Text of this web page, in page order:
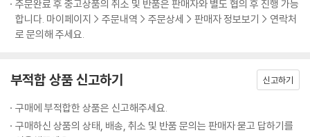
⑩ 산 퀴리코 도르차
⑪ 반뇨 비뇨니
⑭ 아시시
? 피틸리아노
Special 사투르니아 온천
서 벗어날 수 있다. 남들 다 가는 곳, 사람 구경만 하다 끝나는 여행에서 탈
피할 수 있다. 그림 같고 영화 같은 이탈리아 소도시를 내 속도에 맞춰 두루
는 소개된 적이 거의 없는 이탈리아 북부의 돌로미티부터 중부의 토스카나
책을 한 번도 안 본 사람은 있지만, 한 번만 보고 마는 사람은 없을 것이다.
주문완료 후 중고상품의 취소 및 반품은 판매자와 별도 협의 후 진행 가능
합니다. 마이페이지 > 주문내역 > 주문상세 > 판매자 정보보기 > 연락처
로 문의해 주세요.
부적합 상품 신고하기 신고하기
구매에 부적합한 상품은 신고해주세요.
구매하신 상품의 상태, 배송, 취소 및 반품 문의는 판매자 묻고 답하기를